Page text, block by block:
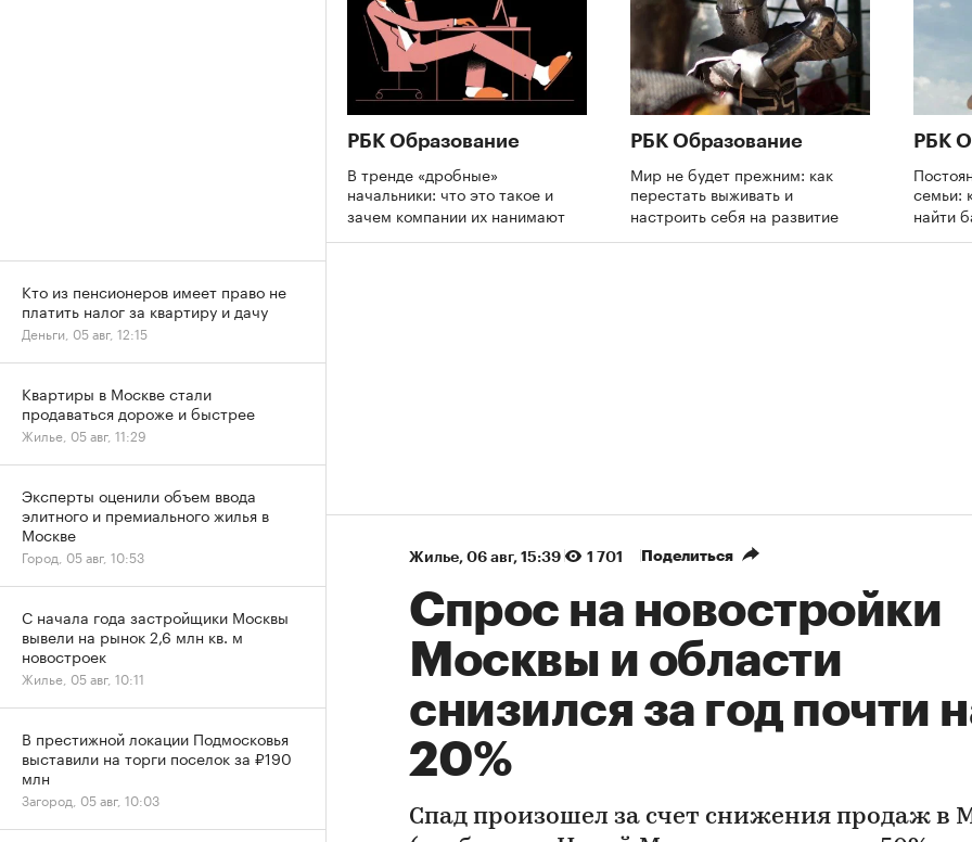
РБК Образование
В тренде «дробные»
начальники: что это такое и
зачем компании их нанимают
РБК Образование
Мир не будет прежним: как
перестать выживать и
настроить себя на развитие
РБК
семьи:
найти
Жилье⁠, 06 авг, 15:39 1 701 Поделиться
Спрос на новостройки
Москвы и области
снизился за год почти
20%
Спад произошел за счет снижения продаж в
Кто из пенсионеров имеет право не
платить налог за квартиру и дачу
Деньги, 05 авг, 12:15
Квартиры в Москве стали
продаваться дороже и быстрее
Жилье, 05 авг, 11:29
Эксперты оценили объем ввода
элитного и премиального жилья в
Москве
Город, 05 авг, 10:53
С начала года застройщики Москвы
вывели на рынок 2,6 млн кв. м
новостроек
Жилье, 05 авг, 10:11
В престижной локации Подмосковья
выставили на торги поселок за ₽190
млн
Загород, 05 авг, 10:03